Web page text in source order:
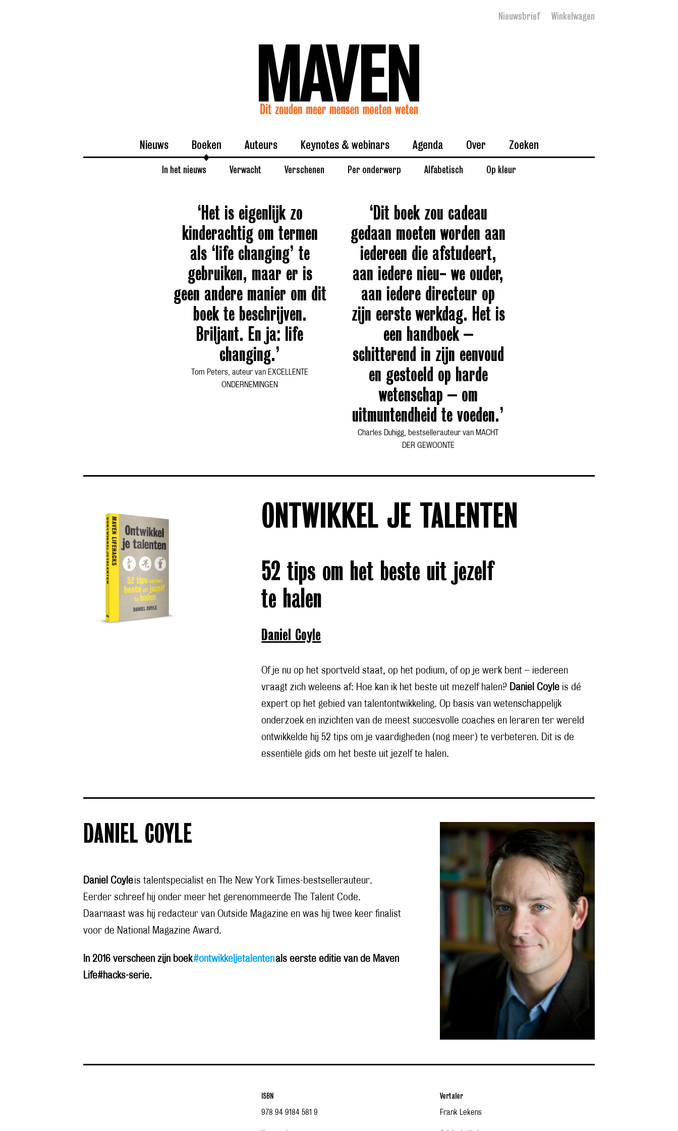
Nieuwsbrief Winkelwagen
Nieuws Boeken
In het nieuws Verwacht Verschenen Per onderwerp Alfabetisch Op kleur
Auteurs Keynotes & webinars Agenda Over Zoeken
‘Het is eigenlijk zo
kinderachtig om termen
als ‘life changing’ te
gebruiken, maar er is
geen andere manier om dit
boek te beschrijven.
Briljant. En ja: life
changing.’
Tom Peters, auteur van EXCELLENTE
ONDERNEMINGEN
‘Dit boek zou cadeau
gedaan moeten worden aan
iedereen die afstudeert,
aan iedere nieu- we ouder,
aan iedere directeur op
zijn eerste werkdag. Het is
een handboek –
schitterend in zijn eenvoud
en gestoeld op harde
wetenschap – om
uitmuntendheid te voeden.’
Charles Duhigg, bestsellerauteur van MACHT
DER GEWOONTE
ONTWIKKEL JE TALENTEN
52 tips om het beste uit jezelf
te halen
Daniel Coyle
Of je nu op het sportveld staat, op het podium, of op je werk bent – iedereen
vraagt zich weleens af: Hoe kan ik het beste uit mezelf halen? Daniel Coyle is dé
expert op het gebied van talentontwikkeling. Op basis van wetenschappelijk
onderzoek en inzichten van de meest succesvolle coaches en leraren ter wereld
ontwikkelde hij 52 tips om je vaardigheden (nog meer) te verbeteren. Dit is de
essentiële gids om het beste uit jezelf te halen.
DANIEL COYLE
Daniel Coyleis talentspecialist en The New York Times-bestsellerauteur.
Eerder schreef hij onder meer het gerenommeerde The Talent Code.
Daarnaast was hij redacteur van Outside Magazine en was hij twee keer finalist
voor de National Magazine Award.
In 2016 verscheen zijn boek#ontwikkeljetalentenals eerste editie van de Maven
Life#hacks-serie.
ISBN
978 94 9184 581 9
Vertaler
Frank Lekens